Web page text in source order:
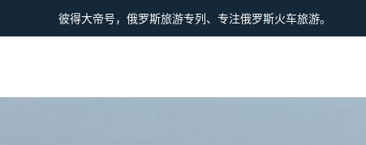
彼得大帝号，俄罗斯旅游专列、专注俄罗斯火车旅游。